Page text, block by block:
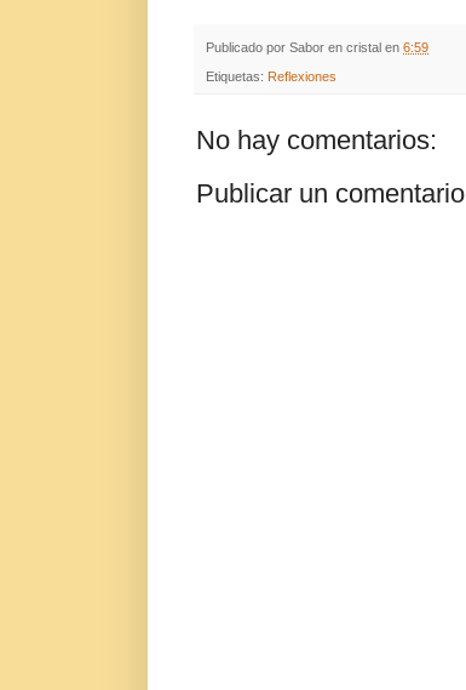
Publicado por Sabor en cristal en 6:59
Etiquetas: Reflexiones
No hay comentarios:
Publicar un comentario